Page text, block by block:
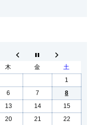
木 金
土
1
6 7
8
13 14
15
20 21
22